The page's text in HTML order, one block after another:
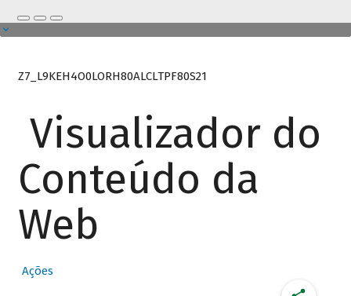
Z7_L9KEH4O0LORH80ALCLTPF80S21
Visualizador do
Conteúdo da
Web
Ações